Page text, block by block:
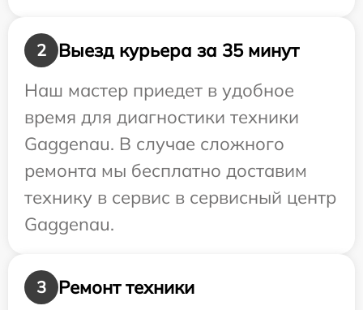
2
Выезд курьера за 35 минут
Наш мастер приедет в удобное
время для диагностики техники
Gaggenau. В случае сложного
ремонта мы бесплатно доставим
технику в сервис в сервисный центр
Gaggenau.
3 Ремонт техники